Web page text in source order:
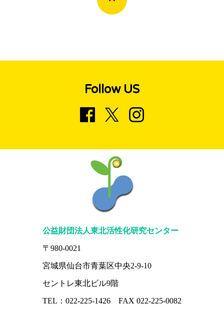
Follow US
公益財団法人東北活性化研究センター
〒980-0021
宮城県仙台市青葉区中央2-9-10
セントレ東北ビル9階
TEL：022-225-1426 FAX 022-225-0082